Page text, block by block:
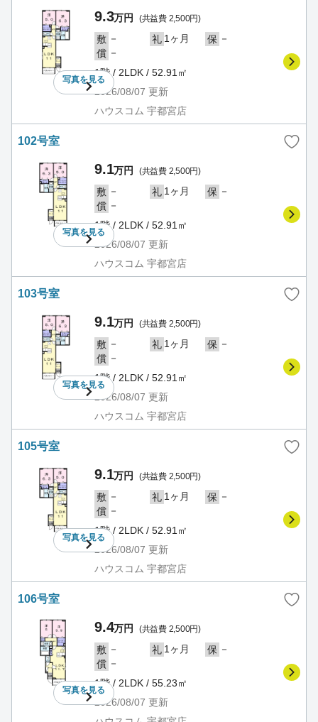
写真を見る
9.3万円 (共益費 2,500円)
敷 － 礼 1ヶ月 保 －
償 －
1階 / 2LDK / 52.91㎡
2026/08/07 更新
ハウスコム 宇都宮店
102号室
写真を見る
9.1万円 (共益費 2,500円)
敷 － 礼 1ヶ月 保 －
償 －
1階 / 2LDK / 52.91㎡
2026/08/07 更新
ハウスコム 宇都宮店
103号室
写真を見る
9.1万円 (共益費 2,500円)
敷 － 礼 1ヶ月 保 －
償 －
1階 / 2LDK / 52.91㎡
2026/08/07 更新
ハウスコム 宇都宮店
105号室
写真を見る
9.1万円 (共益費 2,500円)
敷 － 礼 1ヶ月 保 －
償 －
1階 / 2LDK / 52.91㎡
2026/08/07 更新
ハウスコム 宇都宮店
106号室
写真を見る
9.4万円 (共益費 2,500円)
敷 － 礼 1ヶ月 保 －
償 －
1階 / 2LDK / 55.23㎡
2026/08/07 更新